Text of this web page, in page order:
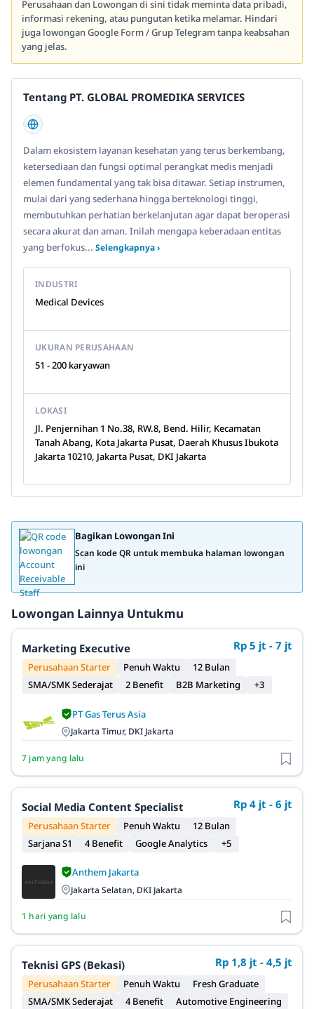
Perusahaan dan Lowongan di sini tidak meminta data pribadi,
informasi rekening, atau pungutan ketika melamar. Hindari
juga lowongan Google Form / Grup Telegram tanpa keabsahan
yang jelas.
Tentang PT. GLOBAL PROMEDIKA SERVICES
Dalam ekosistem layanan kesehatan yang terus berkembang,
ketersediaan dan fungsi optimal perangkat medis menjadi
elemen fundamental yang tak bisa ditawar. Setiap instrumen,
mulai dari yang sederhana hingga berteknologi tinggi,
membutuhkan perhatian berkelanjutan agar dapat beroperasi
secara akurat dan aman. Inilah mengapa keberadaan entitas
yang berfokus... Selengkapnya ›
INDUSTRI
Medical Devices
UKURAN PERUSAHAAN
51 - 200 karyawan
LOKASI
Jl. Penjernihan 1 No.38, RW.8, Bend. Hilir, Kecamatan
Tanah Abang, Kota Jakarta Pusat, Daerah Khusus Ibukota
Jakarta 10210, Jakarta Pusat, DKI Jakarta
Bagikan Lowongan Ini
Scan kode QR untuk membuka halaman lowongan
ini
Lowongan Lainnya Untukmu
Marketing Executive Rp 5 jt - 7 jt
Perusahaan Starter Penuh Waktu
12 Bulan
SMA/SMK Sederajat
2 Benefit B2B Marketing +3
PT Gas Terus Asia
Jakarta Timur, DKI Jakarta
7 jam yang lalu
Social Media Content Specialist Rp 4 jt - 6 jt
Perusahaan Starter Penuh Waktu
12 Bulan
Sarjana S1
4 Benefit Google Analytics +5
Anthem Jakarta
Jakarta Selatan, DKI Jakarta
1 hari yang lalu
Teknisi GPS (Bekasi) Rp 1,8 jt - 4,5 jt
Perusahaan Starter Penuh Waktu
Fresh Graduate
SMA/SMK Sederajat
4 Benefit
Automotive Engineering